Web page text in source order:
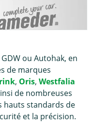
ou Autohak, en
de marques
, Oris, Westfalia
de nombreuses
hauts standards de
et la précision.